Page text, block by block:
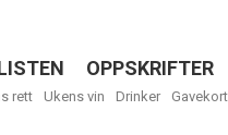
OPPSKRIFTER
rett Ukens vin Drinker Gavekort